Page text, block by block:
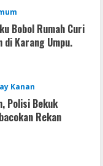
Kanan Ungkap
terhadap Anak,
Thieves
Repack 2026
Bobol Rumah Curi
di Karang Umpu.
Kanan
Polisi Bekuk
Rekan